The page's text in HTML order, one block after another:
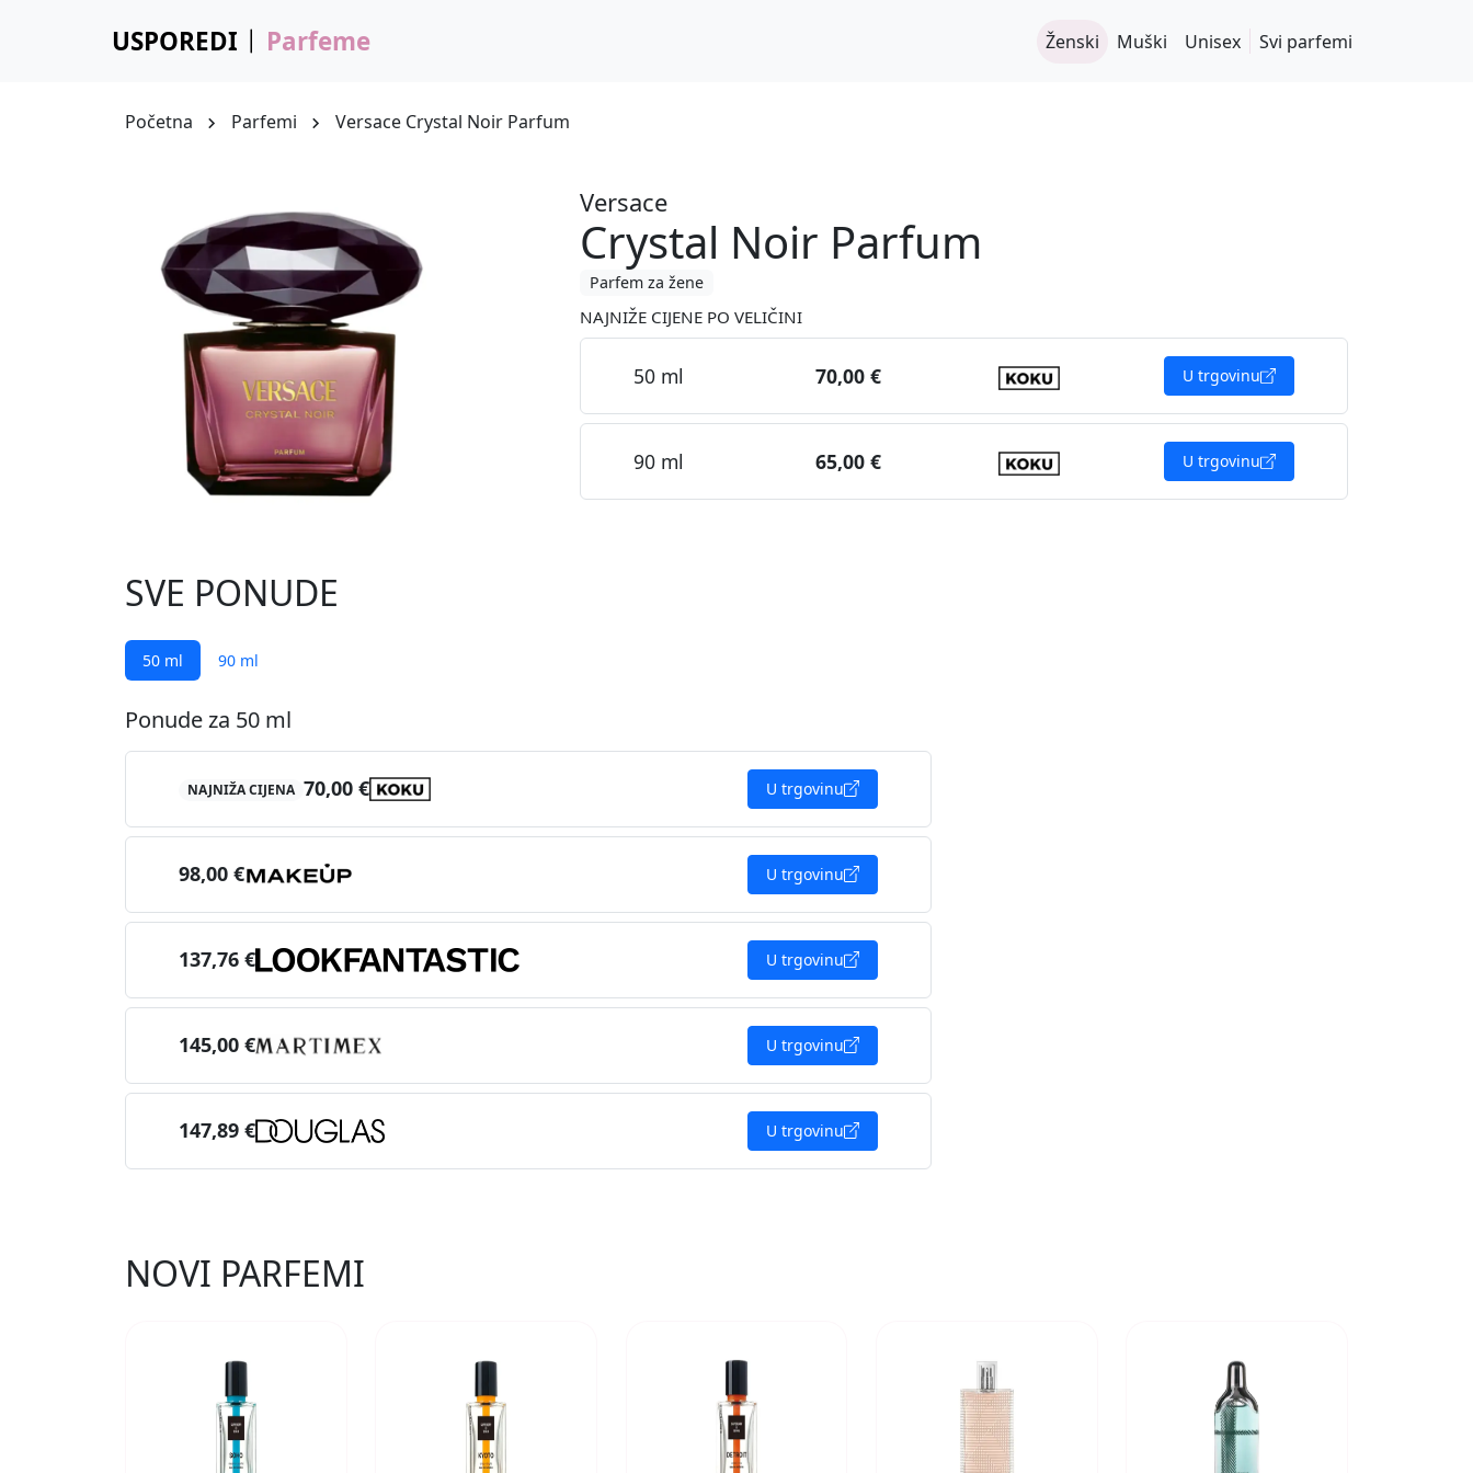
USPOREDI Parfeme Ženski Muški Unisex Svi parfemi
Početna Parfemi Versace Crystal Noir Parfum
Versace
Crystal Noir Parfum
Parfem za žene
NAJNIŽE CIJENE PO VELIČINI
50 ml 70,00 € U trgovinu
90 ml 65,00 € U trgovinu
SVE PONUDE
50 ml 90 ml
Ponude za 50 ml
NAJNIŽA CIJENA 70,00 € U trgovinu
98,00 € U trgovinu
137,76 € U trgovinu
145,00 € U trgovinu
147,89 € U trgovinu
NOVI PARFEMI